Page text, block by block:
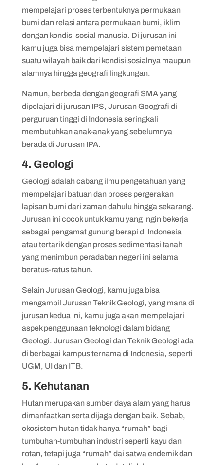
mempelajari proses terbentuknya permukaan
bumi dan relasi antara permukaan bumi, iklim
dengan kondisi sosial manusia. Di jurusan ini
kamu juga bisa mempelajari sistem pemetaan
suatu wilayah baik dari kondisi sosialnya maupun
alamnya hingga geografi lingkungan.
Namun, berbeda dengan geografi SMA yang
dipelajari di jurusan IPS, Jurusan Geografi di
perguruan tinggi di Indonesia seringkali
membutuhkan anak-anak yang sebelumnya
berada di Jurusan IPA.
4. Geologi
Geologi adalah cabang ilmu pengetahuan yang
mempelajari batuan dan proses pergerakan
lapisan bumi dari zaman dahulu hingga sekarang.
Jurusan ini cocok untuk kamu yang ingin bekerja
sebagai pengamat gunung berapi di Indonesia
atau tertarik dengan proses sedimentasi tanah
yang menimbun peradaban negeri ini selama
beratus-ratus tahun.
Selain Jurusan Geologi, kamu juga bisa
mengambil Jurusan Teknik Geologi, yang mana di
jurusan kedua ini, kamu juga akan mempelajari
aspek penggunaan teknologi dalam bidang
Geologi. Jurusan Geologi dan Teknik Geologi ada
di berbagai kampus ternama di Indonesia, seperti
UGM, UI dan ITB.
5. Kehutanan
Hutan merupakan sumber daya alam yang harus
dimanfaatkan serta dijaga dengan baik. Sebab,
ekosistem hutan tidak hanya “rumah” bagi
tumbuhan-tumbuhan industri seperti kayu dan
rotan, tetapi juga “rumah” dai satwa endemik dan